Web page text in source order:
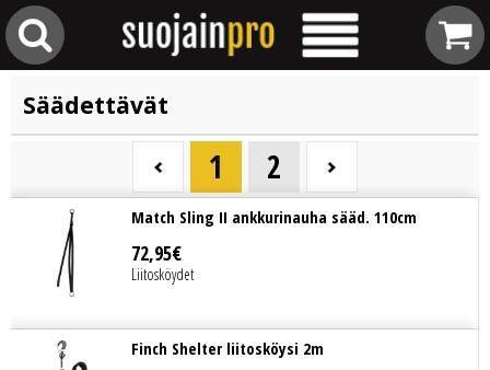
Säädettävät
1 2
Match Sling II ankkurinauha sääd. 110cm
72,95€
Liitosköydet
Finch Shelter liitosköysi 2m